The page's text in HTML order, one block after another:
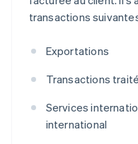
transactions
Exportations
Transactions
Services
international